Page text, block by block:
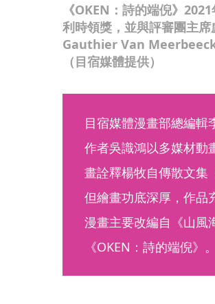
《OKEN：詩的端倪》
利時領獎，並與評審團主
Gauthier Van Meerbeeck
（目宿媒體提供）
目宿媒體漫畫部總編輯
作者吳識鴻以多媒材動
畫詮釋楊牧自傳散文集
但繪畫功底深厚，作品
漫畫主要改編自《山風
《OKEN：詩的端倪》。